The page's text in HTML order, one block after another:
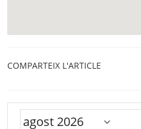
COMPARTEIX L'ARTICLE